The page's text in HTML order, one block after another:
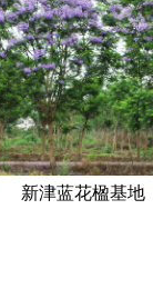
新津蓝花楹基地